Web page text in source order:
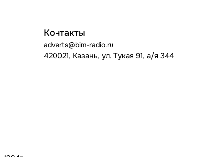
Контакты
adverts@bim-radio.ru
420021, Казань, ул. Тукая 91, а/я 344